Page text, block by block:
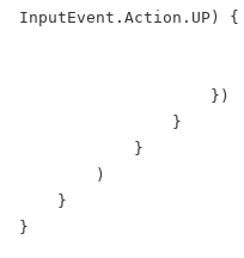
InputEvent.Action.UP) {
}